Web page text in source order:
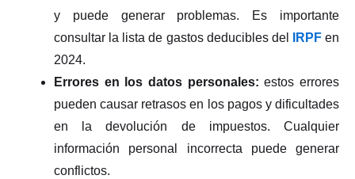
y puede generar problemas. Es importante
consultar la lista de gastos deducibles del
IRPFen
2024.
Errores en los datos personales: estos errores
pueden causar retrasos en los pagos y dificultades
en la devolución de impuestos. Cualquier
información personal incorrecta puede generar
conflictos.